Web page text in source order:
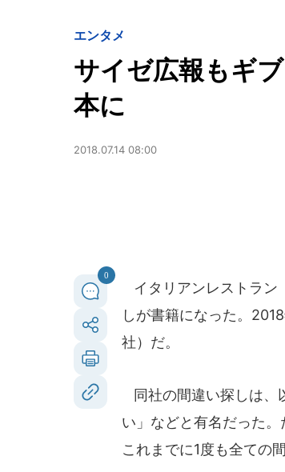
エンタメ
サイゼ広報もギ
本に
2018.07.14 08:00
0
イタリアンレストラン
しが書籍になった。
社）だ。
同社の間違い探しは、
い」などと有名だった
これまでに1度も全ての